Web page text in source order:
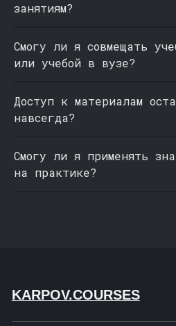
занятиям?
Смогу ли я совмещать
или учебой в вузе?
Доступ к материалам
навсегда?
Смогу ли я применять
на практике?